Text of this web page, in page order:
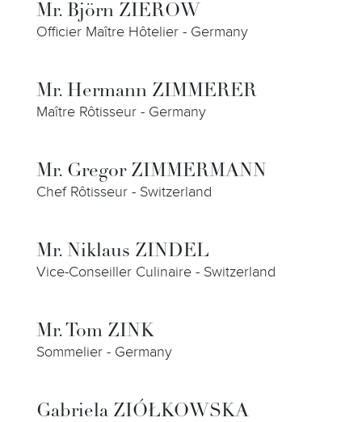
Mr. Björn ZIEROW
Officier Maître Hôtelier - Germany
Mr. Hermann ZIMMERER
Maître Rôtisseur - Germany
Mr. Gregor ZIMMERMANN
Chef Rôtisseur - Switzerland
Mr. Niklaus ZINDEL
Vice-Conseiller Culinaire - Switzerland
Mr. Tom ZINK
Sommelier - Germany
Gabriela ZIÓŁKOWSKA